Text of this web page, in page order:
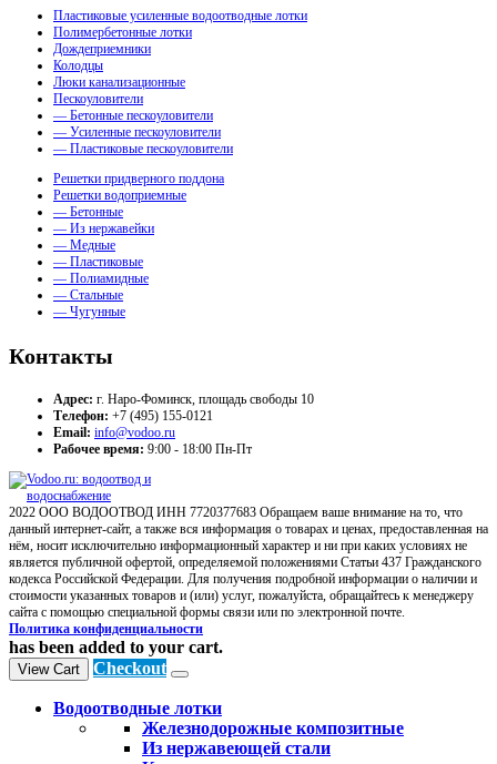
Пластиковые усиленные водоотводные лотки
Полимербетонные лотки
Дождеприемники
Колодцы
Люки канализационные
Пескоуловители
— Бетонные пескоуловители
— Усиленные пескоуловители
— Пластиковые пескоуловители
Решетки придверного поддона
Решетки водоприемные
— Бетонные
— Из нержавейки
— Медные
— Пластиковые
— Полиамидные
— Стальные
— Чугунные
Контакты
Адрес: г. Наро-Фоминск, площадь свободы 10
Телефон: +7 (495) 155-0121
Email: info@vodoo.ru
Рабочее время: 9:00 - 18:00 Пн-Пт
2022 ООО ВОДООТВОД ИНН 7720377683 Обращаем ваше внимание на то, что
данный интернет-сайт, а также вся информация о товарах и ценах, предоставленная на
нём, носит исключительно информационный характер и ни при каких условиях не
является публичной офертой, определяемой положениями Статьи 437 Гражданского
кодекса Российской Федерации. Для получения подробной информации о наличии и
стоимости указанных товаров и (или) услуг, пожалуйста, обращайтесь к менеджеру
сайта с помощью специальной формы связи или по электронной почте.
Политика конфиденциальности
has been added to your cart.
View Cart Checkout
Водоотводные лотки
Железнодорожные композитные
Из нержавеющей стали